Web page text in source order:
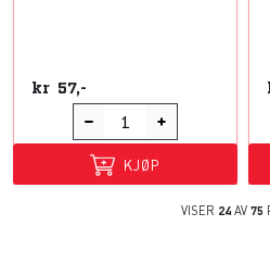
kr 57,-
KJØP
VISER 24AV 75